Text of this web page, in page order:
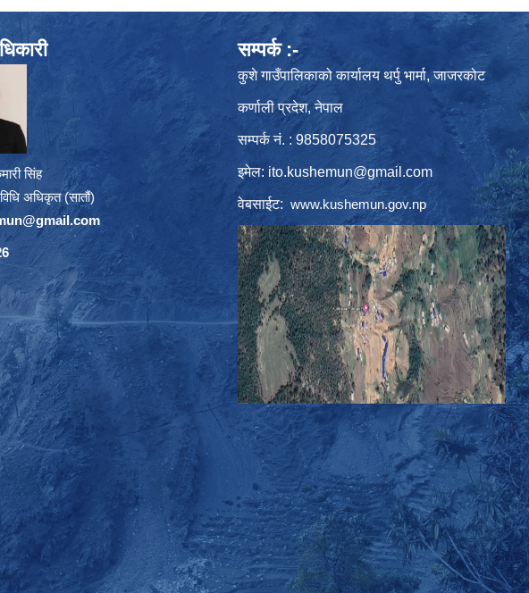
सिंह
अधिकृत (सातौं)
सम्पर्क :-
कुशे गाउँपालिकाको कार्यालय थर्पु भार्मा, जाजरकोट
कर्णाली प्रदेश, नेपाल
सम्पर्क नं. : 9858075325
इमेल: ito.kushemun@gmail.com
वेबसाईट: www.kushemun.gov.np